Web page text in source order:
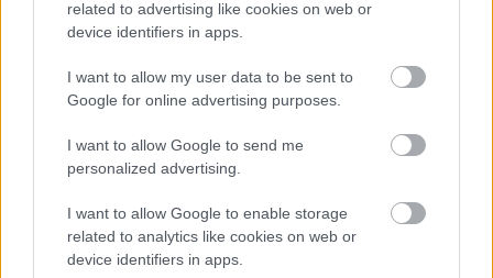
related to advertising like cookies on web or
device identifiers in apps.
I want to allow my user data to be sent to
Google for online advertising purposes.
I want to allow Google to send me
personalized advertising.
I want to allow Google to enable storage
related to analytics like cookies on web or
device identifiers in apps.
με το συγκεκριμένο nail look αλλά διατηρούμε τις
επιφυλάξεις μας αν μπορούμε να το αντιγράψουμε
για τις καθημερινές μας εμφανίσεις.